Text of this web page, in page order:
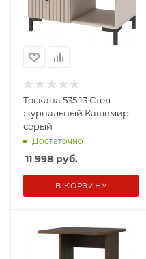
Тоскана 535.13 Стол
журнальный Кашемир
серый
Достаточно
11 998 руб.
В КОРЗИНУ